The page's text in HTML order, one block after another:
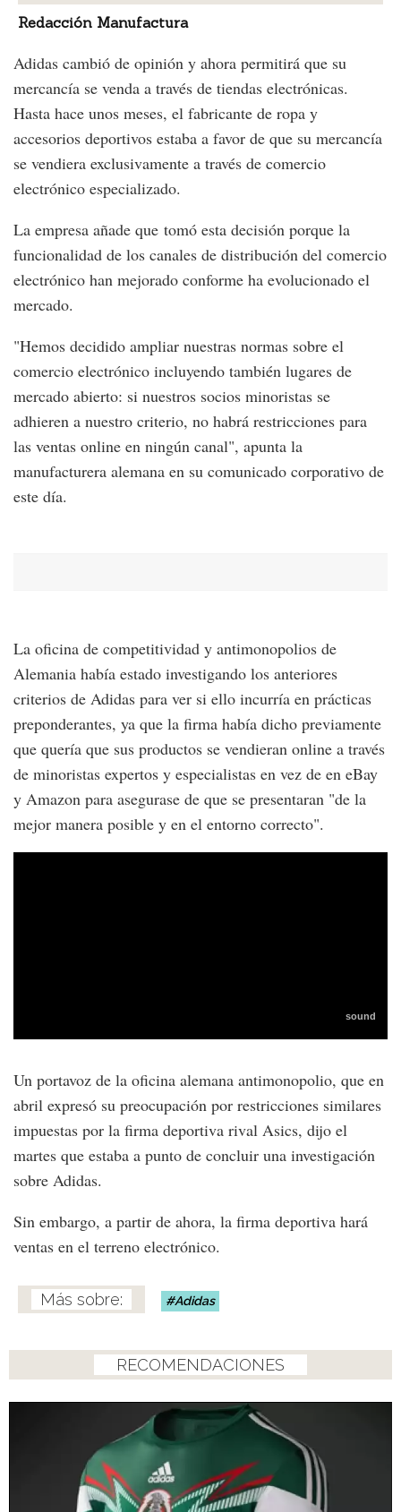
Redacción Manufactura
Adidas cambió de opinión y ahora permitirá que su
mercancía se venda a través de tiendas electrónicas.
Hasta hace unos meses, el fabricante de ropa y
accesorios deportivos estaba a favor de que su mercancía
se vendiera exclusivamente a través de comercio
electrónico especializado.
La empresa añade que tomó esta decisión porque la
funcionalidad de los canales de distribución del comercio
electrónico han mejorado conforme ha evolucionado el
mercado.
"Hemos decidido ampliar nuestras normas sobre el
comercio electrónico incluyendo también lugares de
mercado abierto: si nuestros socios minoristas se
adhieren a nuestro criterio, no habrá restricciones para
las ventas online en ningún canal", apunta la
manufacturera alemana en su comunicado corporativo de
este día.
La oficina de competitividad y antimonopolios de
Alemania había estado investigando los anteriores
criterios de Adidas para ver si ello incurría en prácticas
preponderantes, ya que la firma había dicho previamente
que quería que sus productos se vendieran online a través
de minoristas expertos y especialistas en vez de en eBay
y Amazon para asegurase de que se presentaran "de la
mejor manera posible y en el entorno correcto".
Un portavoz de la oficina alemana antimonopolio, que en
abril expresó su preocupación por restricciones similares
impuestas por la firma deportiva rival Asics, dijo el
martes que estaba a punto de concluir una investigación
sobre Adidas.
Sin embargo, a partir de ahora, la firma deportiva hará
ventas en el terreno electrónico.
Adidas
RECOMENDACIONES